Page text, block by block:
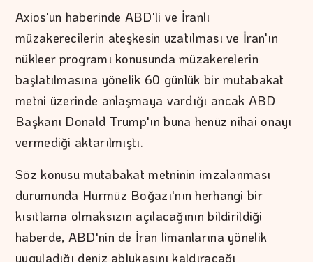
Axios'un haberinde ABD'li ve İranlı
müzakerecilerin ateşkesin uzatılması ve İran'ın
nükleer programı konusunda müzakerelerin
başlatılmasına yönelik 60 günlük bir mutabakat
metni üzerinde anlaşmaya vardığı ancak ABD
Başkanı Donald Trump'ın buna henüz nihai onayı
vermediği aktarılmıştı.
Söz konusu mutabakat metninin imzalanması
durumunda Hürmüz Boğazı'nın herhangi bir
kısıtlama olmaksızın açılacağının bildirildiği
haberde, ABD'nin de İran limanlarına yönelik
uyguladığı deniz ablukasını kaldıracağı